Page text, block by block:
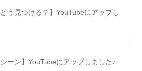
どう見つける？】YouTubeにアップし
シーン】YouTubeにアップしました♪